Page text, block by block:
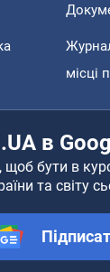
місці
в
щоб бути в
та світу